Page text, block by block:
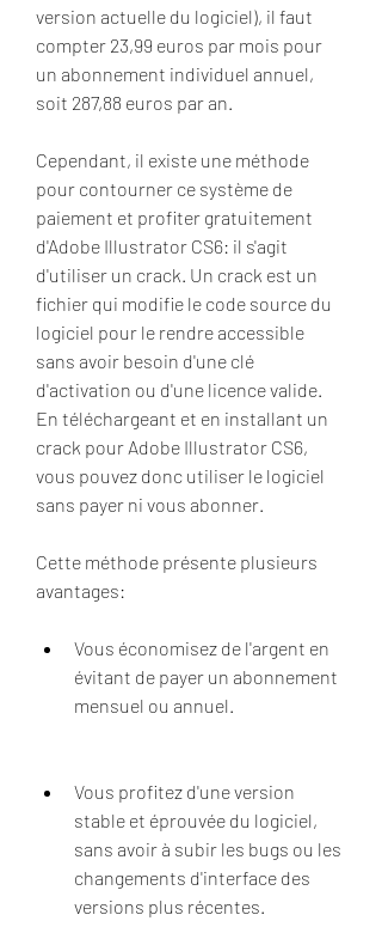
version actuelle du logiciel), il faut
compter 23,99 euros par mois pour
un abonnement individuel annuel,
soit 287,88 euros par an.
Cependant, il existe une méthode
pour contourner ce système de
paiement et profiter gratuitement
d'Adobe Illustrator CS6: il s'agit
d'utiliser un crack. Un crack est un
fichier qui modifie le code source du
logiciel pour le rendre accessible
sans avoir besoin d'une clé
d'activation ou d'une licence valide.
En téléchargeant et en installant un
crack pour Adobe Illustrator CS6,
vous pouvez donc utiliser le logiciel
sans payer ni vous abonner.
Cette méthode présente plusieurs
avantages:
Vous économisez de l'argent en
évitant de payer un abonnement
mensuel ou annuel.
Vous profitez d'une version
stable et éprouvée du logiciel,
sans avoir à subir les bugs ou les
changements d'interface des
versions plus récentes.